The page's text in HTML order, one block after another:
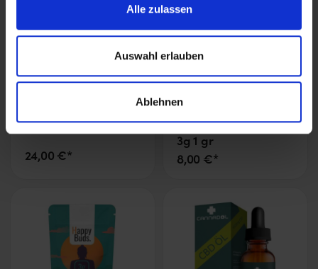
Alle zulassen
Auswahl erlauben
Ablehnen
Schmerzpflaster
24,00 €*
CBD/CBG Blüten 1g /
3g 1 gr
8,00 €*